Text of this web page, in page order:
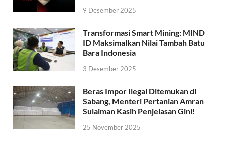
9 Desember 2025
Transformasi Smart Mining: MIND
ID Maksimalkan Nilai Tambah Batu
Bara Indonesia
3 Desember 2025
Beras Impor Ilegal Ditemukan di
Sabang, Menteri Pertanian Amran
Sulaiman Kasih Penjelasan Gini!
25 November 2025